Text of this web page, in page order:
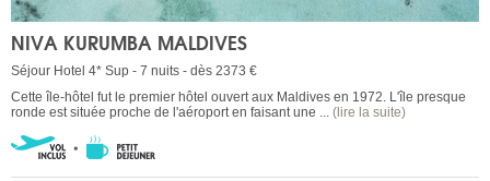
NIVA KURUMBA MALDIVES
Séjour Hotel 4* Sup - 7 nuits - dès 2373 €
Cette île-hôtel fut le premier hôtel ouvert aux Maldives en 1972. L'île presque
ronde est située proche de l'aéroport en faisant une ... (lire la suite)